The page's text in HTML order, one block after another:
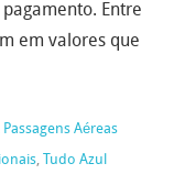
Entre
em valores que
Passagens Aéreas
, Tudo Azul